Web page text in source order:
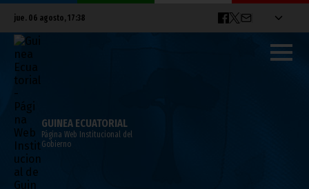
jue. 06 agosto, 17:38
GUINEA ECUATORIAL
Página Web Institucional del
Gobierno
VICEPRESIDENCIA